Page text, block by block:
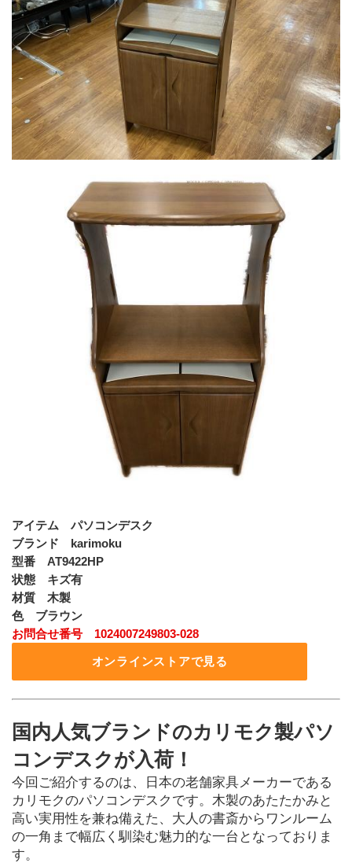
アイテム パソコンデスク
ブランド karimoku
型番 AT9422HP
状態 キズ有
材質 木製
色 ブラウン
お問合せ番号 1024007249803-028
オンラインストアで見る
国内人気ブランドのカリモク製パソ
コンデスクが入荷！
今回ご紹介するのは、日本の老舗家具メーカーである
カリモクのパソコンデスクです。木製のあたたかみと
高い実用性を兼ね備えた、大人の書斎からワンルーム
の一角まで幅広く馴染む魅力的な一台となっておりま
す。